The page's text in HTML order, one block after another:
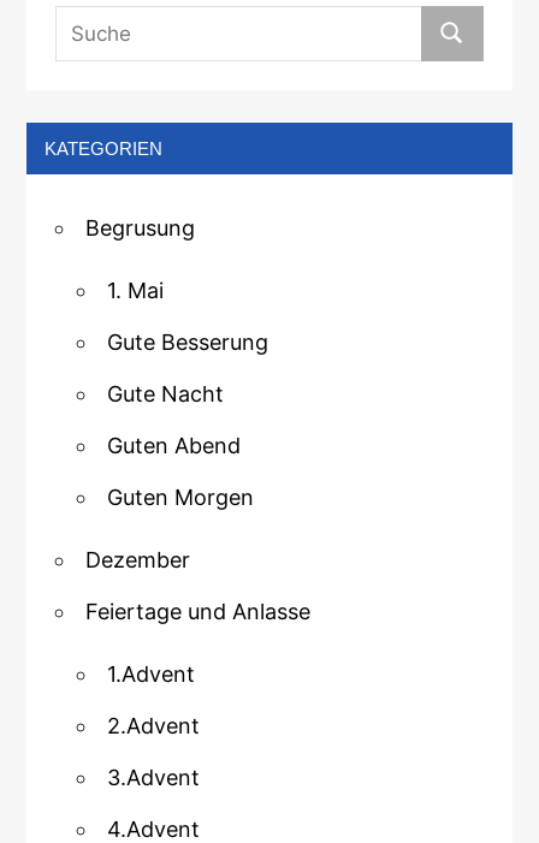
KATEGORIEN
Begrusung
1. Mai
Gute Besserung
Gute Nacht
Guten Abend
Guten Morgen
Dezember
Feiertage und Anlasse
1.Advent
2.Advent
3.Advent
4.Advent